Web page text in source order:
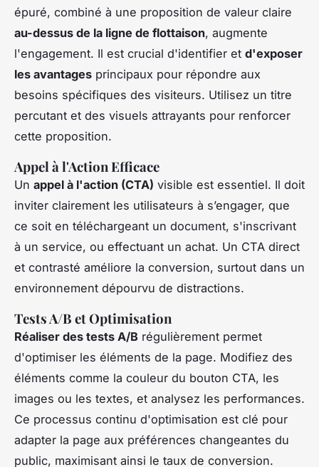
épuré, combiné à une proposition de valeur claire
au-dessus de la ligne de flottaison, augmente
l'engagement. Il est crucial d'identifier et d'exposer
les avantages principaux pour répondre aux
besoins spécifiques des visiteurs. Utilisez un titre
percutant et des visuels attrayants pour renforcer
cette proposition.
Appel à l'Action Efficace
Un appel à l'action (CTA) visible est essentiel. Il doit
inviter clairement les utilisateurs à s’engager, que
ce soit en téléchargeant un document, s'inscrivant
à un service, ou effectuant un achat. Un CTA direct
et contrasté améliore la conversion, surtout dans un
environnement dépourvu de distractions.
Tests A/B et Optimisation
Réaliser des tests A/B régulièrement permet
d'optimiser les éléments de la page. Modifiez des
éléments comme la couleur du bouton CTA, les
images ou les textes, et analysez les performances.
Ce processus continu d'optimisation est clé pour
adapter la page aux préférences changeantes du
public, maximisant ainsi le taux de conversion.